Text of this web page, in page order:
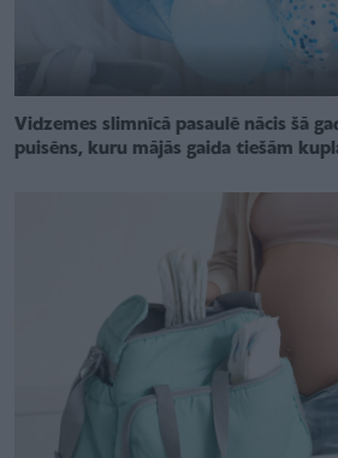
Vidzemes slimnīcā pasaulē nācis šā
puisēns, kuru mājās gaida tiešām